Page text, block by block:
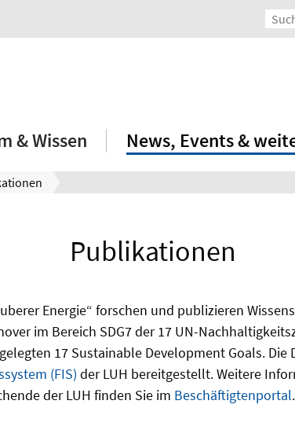
& Wissen News, Events &
Publikationen
Energie“ forschen und publizieren
im Bereich SDG7 der 17 UN-
17 Sustainable Development Goals. Die
(FIS) der LUH bereitgestellt. Weitere
der LUH finden Sie im Beschäftigtenportal.